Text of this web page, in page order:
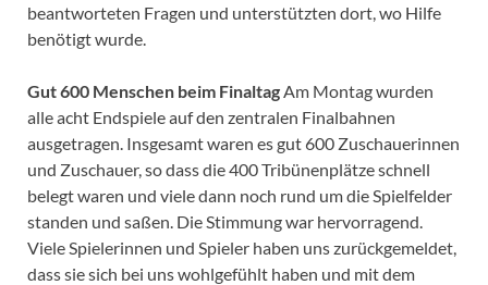
beantworteten Fragen und unterstützten dort, wo Hilfe
benötigt wurde.
Gut 600 Menschen beim FinaltagAm Montag wurden
alle acht Endspiele auf den zentralen Finalbahnen
ausgetragen. Insgesamt waren es gut 600 Zuschauerinnen
und Zuschauer, so dass die 400 Tribünenplätze schnell
belegt waren und viele dann noch rund um die Spielfelder
standen und saßen. Die Stimmung war hervorragend.
Viele Spielerinnen und Spieler haben uns zurückgemeldet,
dass sie sich bei uns wohlgefühlt haben und mit dem